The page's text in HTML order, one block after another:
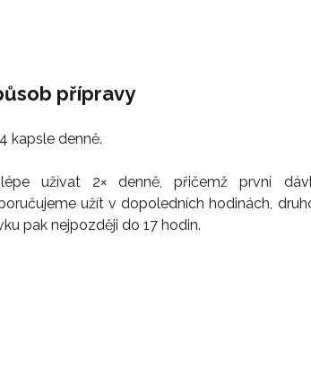
přípravy
kapsle denně.
užívat 2× denně, přičemž první
užít v dopoledních hodinách,
pak nejpozději do 17 hodin.